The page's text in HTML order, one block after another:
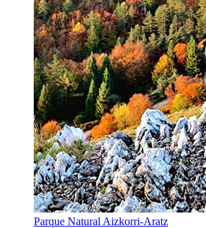
Parque Natural Aizkorri-Aratz